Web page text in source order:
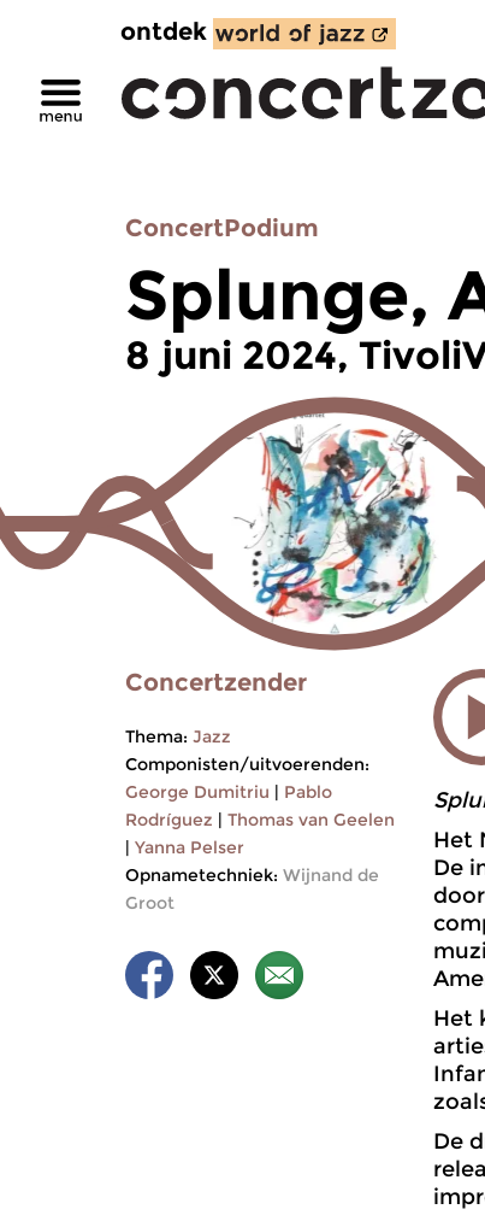
ontdek
ConcertPodium
Splunge,
8 juni 2024,
Concertzender
Thema: Jazz
Componisten/uitvoerenden:
George Dumitriu | Pablo
Rodríguez | Thomas van Geelen
| Yanna Pelser
Opnametechniek: Wijnand de
Groot
Het
De
Het
De